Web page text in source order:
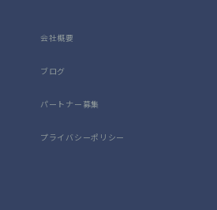
会社概要
ブログ
パートナー募集
プライバシーポリシー